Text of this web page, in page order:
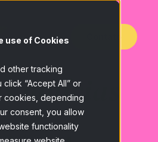
use of Cookies
other tracking
“Accept All” or
cookies, depending
consent, you allow
functionality
notícias